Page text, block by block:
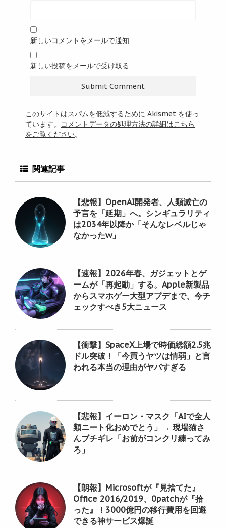
新しいコメントをメールで通知
新しい投稿をメールで受け取る
このサイトはスパムを低減するために Akismet を使っ
ています。
コメントデータの処理方法の詳細はこちら
をご覧ください。
関連記事
【悲報】OpenAI開発者、人類滅亡の
予言を「延期」へ。シンギュラリティ
は2034年以降か「そんなレベルじゃ
なかったw」
【速報】2026年春、ガジェットとゲ
ームが「再起動」する。Apple新製品
からスマホゲー大型アプデまで、今チ
ェックすべき5大ニュース
【衝撃】SpaceX上場で時価総額2.5兆
ドル突破！「今買うヤツは情弱」と言
われる本当の理由がヤバすぎる
【悲報】イーロン・マスク「AIで全人
類ニート化おめでとう」→ 現場猫さ
んブチギレ「お前がコンクリ練ってみ
ろ」
【朗報】Microsoftが『見捨てた』
Office 2016/2019、0patchが『拾
った』！3000億円の移行費用を回避
できる神サービス爆誕